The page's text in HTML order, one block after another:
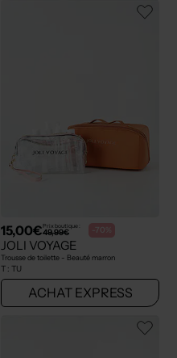
15,00€Prix boutique :
49,99€ -70%
JOLI VOYAGE
Trousse de toilette - Beauté marron
T : TU
ACHAT EXPRESS